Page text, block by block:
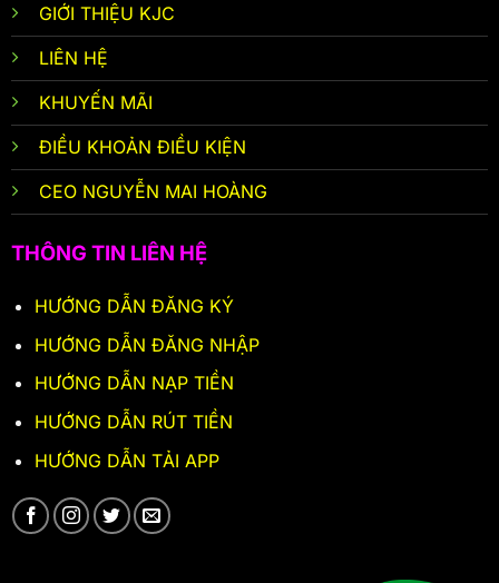
GIỚI THIỆU KJC
LIÊN HỆ
KHUYẾN MÃI
ĐIỀU KHOẢN ĐIỀU KIỆN
CEO NGUYỄN MAI HOÀNG
THÔNG TIN LIÊN HỆ
HƯỚNG DẪN ĐĂNG KÝ
HƯỚNG DẪN ĐĂNG NHẬP
HƯỚNG DẪN NẠP TIỀN
HƯỚNG DẪN RÚT TIỀN
HƯỚNG DẪN TẢI APP